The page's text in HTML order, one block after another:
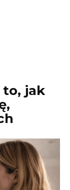
to, jak